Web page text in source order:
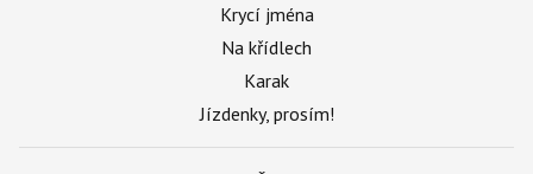
Krycí jména
Na křídlech
Karak
Jízdenky, prosím!